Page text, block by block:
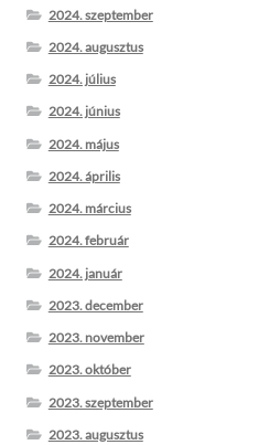
2024. szeptember
2024. augusztus
2024. július
2024. június
2024. május
2024. április
2024. március
2024. február
2024. január
2023. december
2023. november
2023. október
2023. szeptember
2023. augusztus